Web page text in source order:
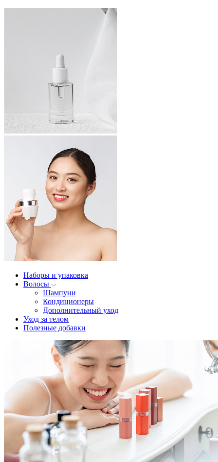
Наборы и упаковка
Волосы
Шампуни
Кондиционеры
Дополнительный уход
Уход за телом
Полезные добавки